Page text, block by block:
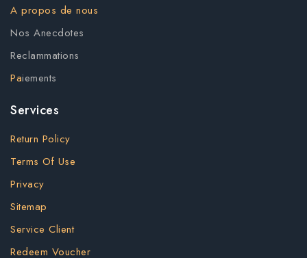
A propos de nous
Nos Anecdotes
Reclammations
Paiements
Services
Return Policy
Terms Of Use
Privacy
Sitemap
Service Client
Redeem Voucher